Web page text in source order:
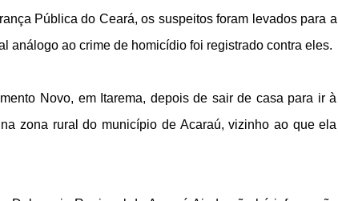
Pública do Ceará, os suspeitos foram levados para a
análogo ao crime de homicídio foi registrado contra eles.
Novo, em Itarema, depois de sair de casa para ir à
zona rural do município de Acaraú, vizinho ao que ela